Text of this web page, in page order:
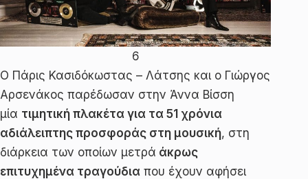
6
Ο Πάρις Κασιδόκωστας – Λάτσης και ο Γιώργος
Αρσενάκος παρέδωσαν στην Άννα Βίσση
μία τιμητική πλακέτα για τα 51 χρόνια
αδιάλειπτης προσφοράς στη μουσική, στη
διάρκεια των οποίων μετρά άκρως
επιτυχημένα τραγούδια που έχουν αφήσει